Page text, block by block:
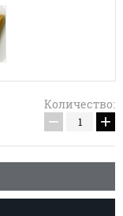
Количество:
− +